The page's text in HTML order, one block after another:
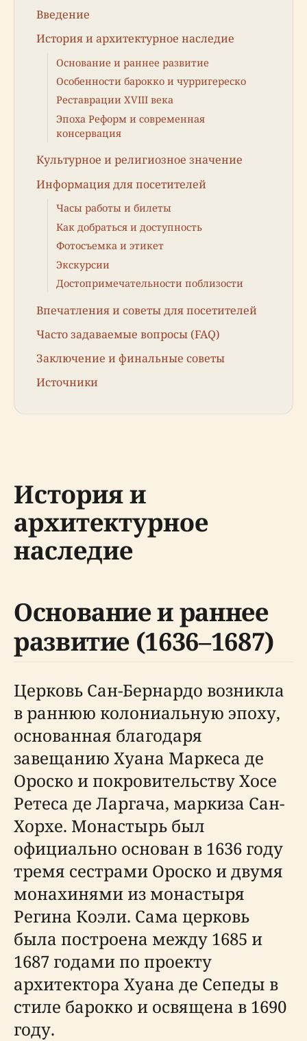
Введение
История и архитектурное наследие
Основание и раннее развитие
Особенности барокко и чурригереско
Реставрации XVIII века
Эпоха Реформ и современная
консервация
Культурное и религиозное значение
Информация для посетителей
Часы работы и билеты
Как добраться и доступность
Фотосъемка и этикет
Экскурсии
Достопримечательности поблизости
Впечатления и советы для посетителей
Часто задаваемые вопросы (FAQ)
Заключение и финальные советы
Источники
История и
архитектурное
наследие
Основание и раннее
развитие (1636–1687)
Церковь Сан-Бернардо возникла
в раннюю колониальную эпоху,
основанная благодаря
завещанию Хуана Маркеса де
Ороско и покровительству Хосе
Ретеса де Ларгача, маркиза Сан-
Хорхе. Монастырь был
официально основан в 1636 году
тремя сестрами Ороско и двумя
монахинями из монастыря
Регина Коэли. Сама церковь
была построена между 1685 и
1687 годами по проекту
архитектора Хуана де Сепеды в
стиле барокко и освящена в 1690
году.